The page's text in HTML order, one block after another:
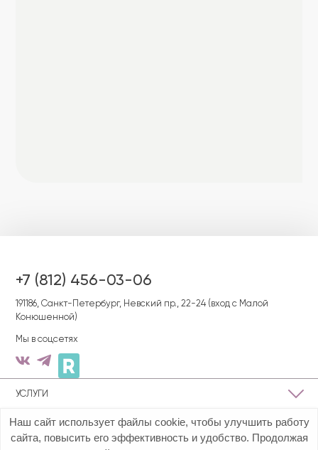
+7 (812) 456-03-06
191186, Cанкт-Петербург, Невский пр., 22-24 (вход с Малой
Конюшенной)
Мы в соцсетях
УСЛУГИ
О КЛИНИКЕ
Наш сайт использует файлы cookie, чтобы улучшить работу
сайта, повысить его эффективность и удобство. Продолжая